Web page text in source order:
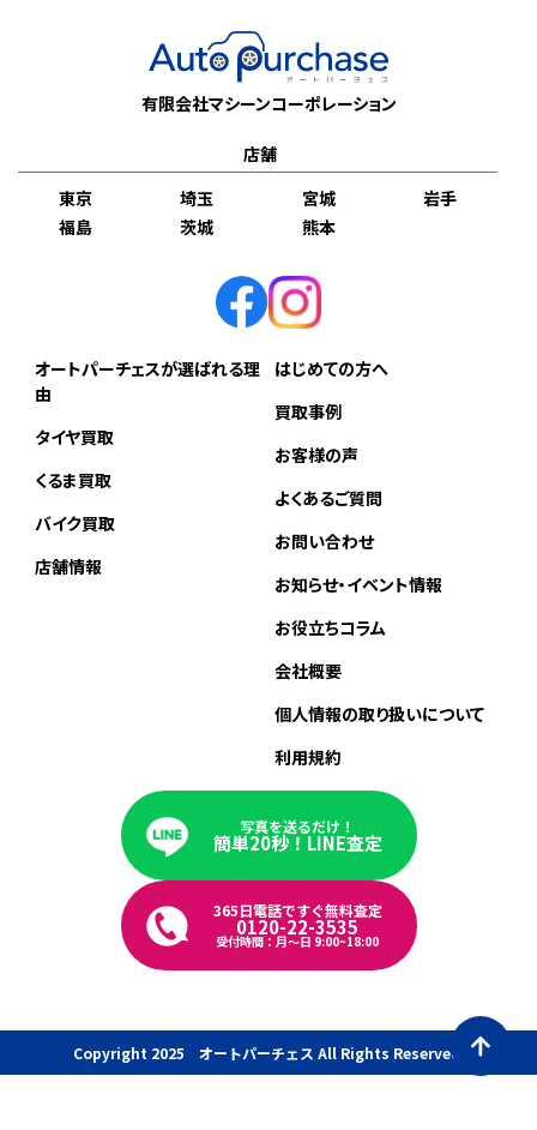
有限会社マシーンコーポレーション
店舗
東京
埼玉 宮城
岩手
福島
茨城 熊本
オートパーチェスが選ばれる理
由
タイヤ買取
くるま買取
バイク買取
店舗情報
はじめての方へ
買取事例
お客様の声
よくあるご質問
お問い合わせ
お知らせ・イベント情報
お役立ちコラム
会社概要
個人情報の取り扱いについて
利用規約
写真を送るだけ！
簡単20秒！LINE査定
365日電話ですぐ無料査定
0120-22-3535
受付時間：月〜日 9:00~18:00
Copyright 2025 オートパーチェス All Rights Reserved.